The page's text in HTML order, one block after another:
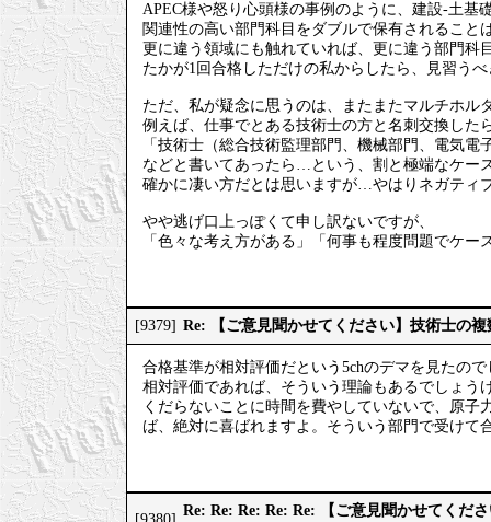
APEC様や怒り心頭様の事例のように、建設-土基
関連性の高い部門科目をダブルで保有されること
更に違う領域にも触れていれば、更に違う部門
たかが1回合格しただけの私からしたら、見習う
ただ、私が疑念に思うのは、またまたマルチホル
例えば、仕事でとある技術士の方と名刺交換した
「技術士（総合技術監理部門、機械部門、電気
などと書いてあったら…という、割と極端なケー
確かに凄い方だとは思いますが…やはりネガティ
やや逃げ口上っぽくて申し訳ないですが、
「色々な考え方がある」「何事も程度問題でケ
[9379] Re: 【ご意見聞かせてください】技術士の
合格基準が相対評価だという5chのデマを見たの
相対評価であれば、そういう理論もあるでしょう
くだらないことに時間を費やしていないで、原
ば、絶対に喜ばれますよ。そういう部門で受け
Re: Re: Re: Re: Re: 【ご意見聞かせてくだ